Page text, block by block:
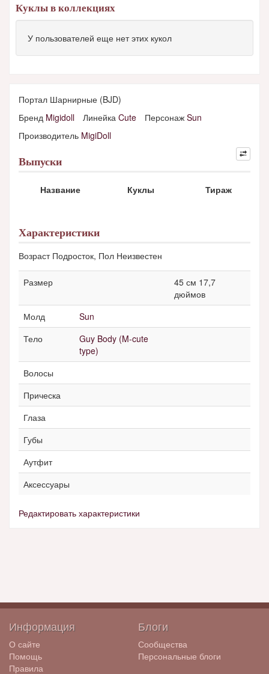
Куклы в коллекциях
У пользователей еще нет этих кукол
Портал Шарнирные (BJD)
Бренд Migidoll Линейка Cute Персонаж Sun
Производитель MigiDoll
Выпуски
Название Куклы Тираж
Характеристики
Возраст Подросток, Пол Неизвестен
Размер
45 см 17,7
дюймов
Молд
Sun
Тело
Guy Body (M-cute
type)
Волосы
Прическа
Глаза
Губы
Аутфит
Аксессуары
Редактировать характеристики
Информация
О сайте
Помощь
Правила
Блоги
Сообщества
Персональные блоги